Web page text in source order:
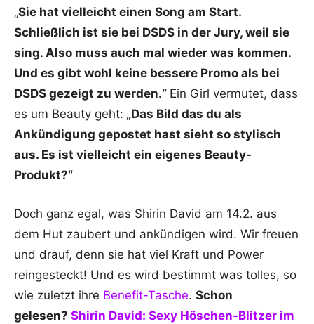
„Sie hat vielleicht einen Song am Start.
Schließlich ist sie bei DSDS in der Jury, weil sie
sing. Also muss auch mal wieder was kommen.
Und es gibt wohl keine bessere Promo als bei
DSDS gezeigt zu werden.“ Ein Girl vermutet, dass
es um Beauty geht: „Das Bild das du als
Ankündigung gepostet hast sieht so stylisch
aus. Es ist vielleicht ein eigenes Beauty-
Produkt?“
Doch ganz egal, was Shirin David am 14.2. aus
dem Hut zaubert und ankündigen wird. Wir freuen
und drauf, denn sie hat viel Kraft und Power
reingesteckt! Und es wird bestimmt was tolles, so
wie zuletzt ihre Benefit-Tasche. Schon
gelesen? Shirin David: Sexy Höschen-Blitzer im